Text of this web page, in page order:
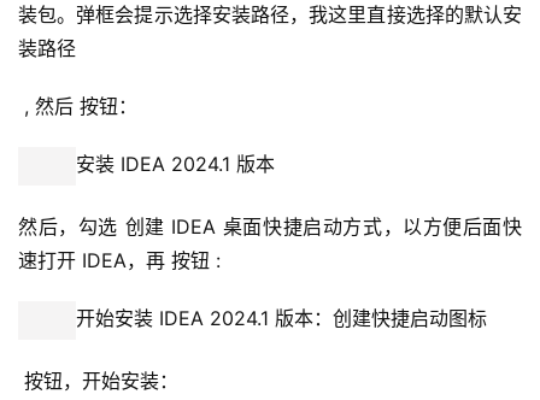
装包。弹框会提示选择安装路径，我这里直接选择的默认安
装路径
, 然后 按钮：
安装 IDEA 2024.1 版本
然后，勾选 创建 IDEA 桌面快捷启动方式，以方便后面快
速打开 IDEA，再 按钮 :
开始安装 IDEA 2024.1 版本：创建快捷启动图标
按钮，开始安装：